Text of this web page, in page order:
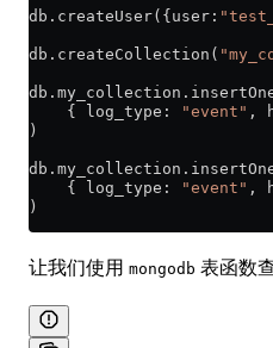
db . createUser({user:
db . createCollection (
db . my_collection
    { log_type:
"event" ,
)
db . my_collection
    { log_type:
"event" ,
)
让我们使用 mongodb 表函数